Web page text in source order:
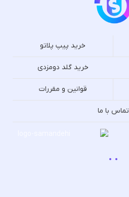
خرید پیپ پلاتو
خرید گلد دومزدی
قوانین و مقررات
تماس با ما